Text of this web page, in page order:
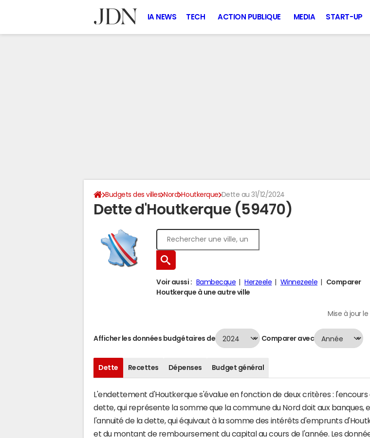
IA NEWS TECH ACTION PUBLIQUE MEDIA START-UP
Budgets des villes Nord Houtkerque Dette au 31/12/2024
Dette d'Houtkerque (59470)
Voir aussi : Bambecque Herzeele Winnezeele
Comparer
Houtkerque à une autre ville
Mise à jour le
Afficher les données budgétaires de Comparer avec
Dette Recettes Dépenses Budget général
L'endettement d'Houtkerque s'évalue en fonction de deux critères : l'encours
dette, qui représente la somme que la commune du Nord doit aux banques,
l'annuité de la dette, qui équivaut à la somme des intérêts d'emprunts
et du montant de remboursement du capital au cours de l'année. Les